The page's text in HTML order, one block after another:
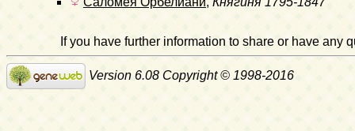
If you have further information to share or have
Version 6.08 Copyright © 1998-2016